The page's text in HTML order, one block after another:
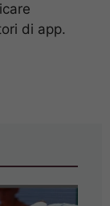
di app.